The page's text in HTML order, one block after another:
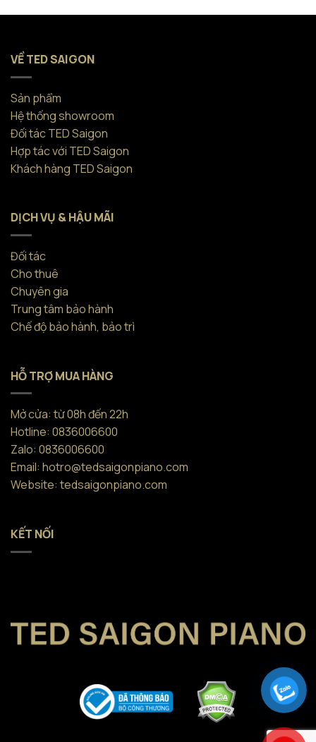
VỀ TED SAIGON
Sản phẩm
Hệ thống showroom
Đối tác TED Saigon
Hợp tác với TED Saigon
Khách hàng TED Saigon
DỊCH VỤ & HẬU MÃI
Đối tác
Cho thuê
Chuyên gia
Trung tâm bảo hành
Chế độ bảo hành, bảo trì
HỖ TRỢ MUA HÀNG
Mở cửa: từ 08h đến 22h
Hotline: 0836006600
Zalo: 0836006600
Email: hotro@tedsaigonpiano.com
Website: tedsaigonpiano.com
KẾT NỐI